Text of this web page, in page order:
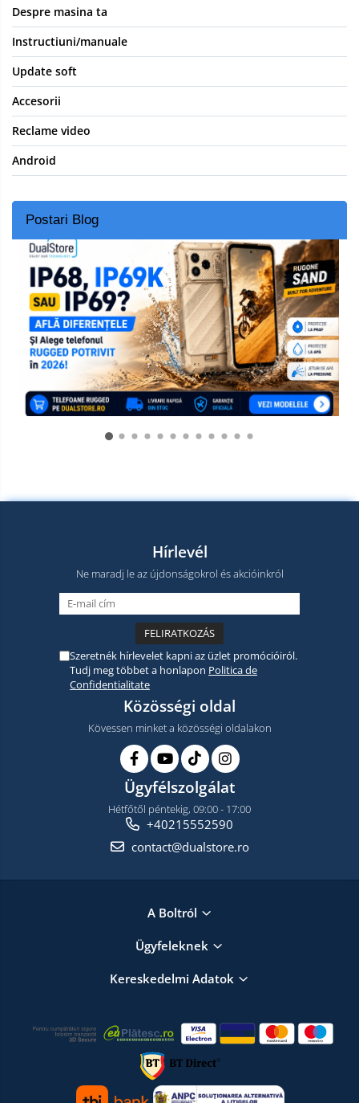
Despre masina ta
Instructiuni/manuale
Update soft
Accesorii
Reclame video
Android
Postari Blog
Hírlevél
Ne maradj le az újdonságokrol és akcióinkról
Szeretnék hírlevelet kapni az üzlet promócióiról.
Tudj meg többet a honlapon Politica de
Confidentialitate
Közösségi oldal
Kövessen minket a közösségi oldalakon
Ügyfélszolgálat
Hétfőtől péntekig, 09:00 - 17:00
+40215552590
contact@dualstore.ro
A Boltról
Ügyfeleknek
Kereskedelmi Adatok